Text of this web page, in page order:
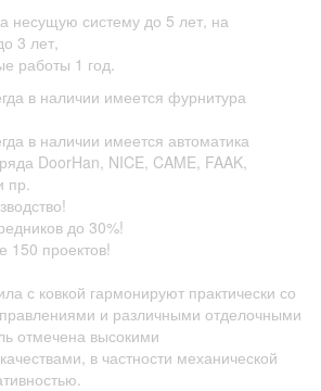
несущую систему до 5 лет, на
3 лет,
работы 1 год.
в наличии имеется фурнитура
в наличии имеется автоматика
DoorHan, NICE, CAME, FAAK,
пр.
до 30%!
150 проектов!
с ковкой гармонируют практически со
и различными отделочными
отмечена высокими
в частности механической